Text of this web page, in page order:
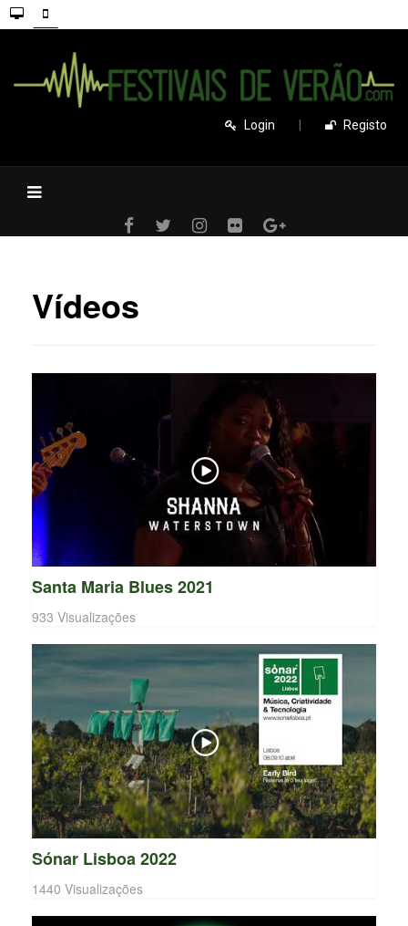
Login Registo
Vídeos
Santa Maria Blues 2021
933 Visualizações
Sónar Lisboa 2022
1440 Visualizações